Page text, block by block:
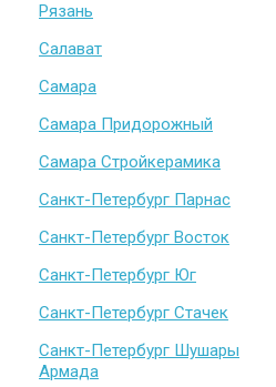
Рязань
Салават
Самара
Самара Придорожный
Самара Стройкерамика
Санкт-Петербург Парнас
Санкт-Петербург Восток
Санкт-Петербург Юг
Санкт-Петербург Стачек
Санкт-Петербург Шушары
Армада